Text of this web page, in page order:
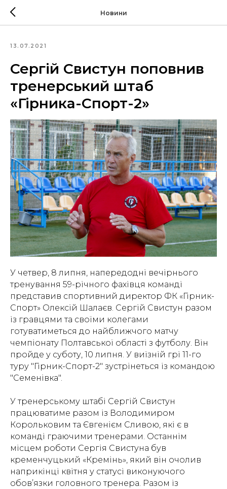
Новини
13.07.2021
Сергій Свистун поповнив
тренерський штаб
«Гірника-Спорт-2»
У четвер, 8 липня, напередодні вечірнього
тренування 59-річного фахівця команді
представив спортивний директор ФК «Гірник-
Спорт» Олексій Шалаєв. Сергій Свистун разом
із гравцями та своїми колегами
готуватиметься до найближчого матчу
чемпіонату Полтавської області з футболу. Він
пройде у суботу, 10 липня. У виїзній грі 11-го
туру "Гірник-Спорт-2" зустрінеться із командою
"Семенівка".
У тренерському штабі Сергій Свистун
працюватиме разом із Володимиром
Корольковим та Євгенієм Сливою, які є в
команді граючими тренерами. Останнім
місцем роботи Сергія Свистуна був
кременчуцький «Кремінь», який він очолив
наприкінці квітня у статусі виконуючого
обов’язки головного тренера. Разом із